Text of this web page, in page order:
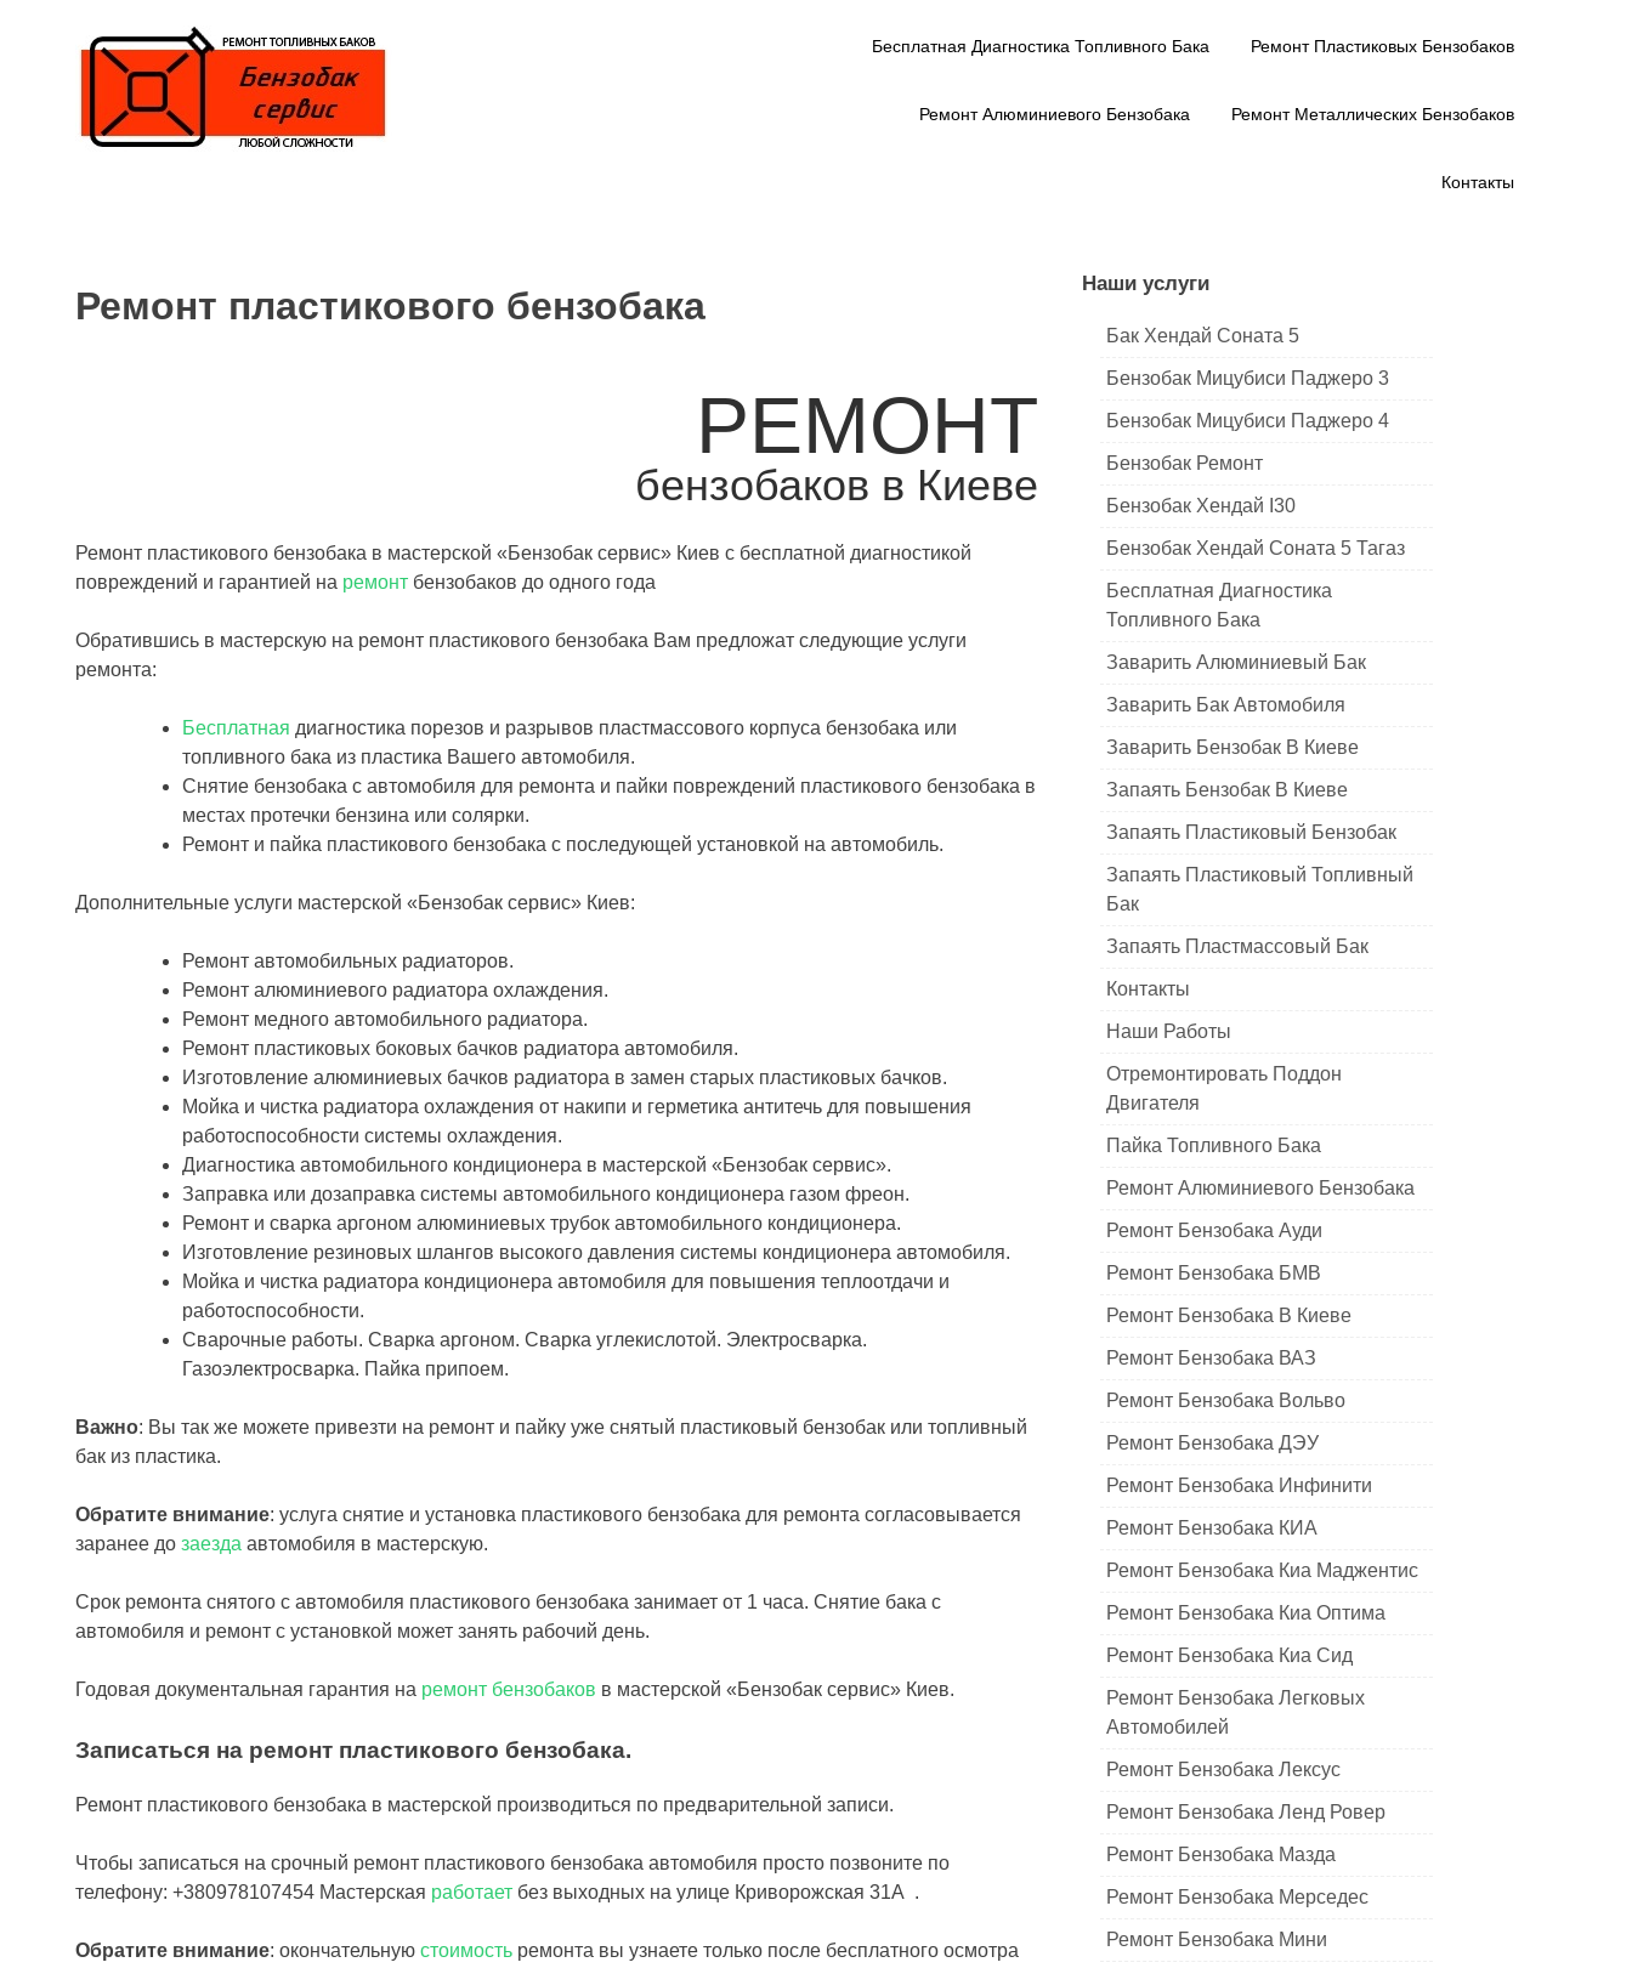
content
Бесплатная Диагностика Топливного Бака Ремонт Пластиковых Бензобаков
Ремонт Алюминиевого Бензобака Ремонт Металлических Бензобаков
Контакты
Ремонт пластикового бензобака
РЕМОНТ
бензобаков в Киеве
Ремонт пластикового бензобака в мастерской «Бензобак сервис» Киев с бесплатной диагностикой
повреждений и гарантией на ремонт бензобаков до одного года
Обратившись в мастерскую на ремонт пластикового бензобака Вам предложат следующие услуги
ремонта:
Бесплатная диагностика порезов и разрывов пластмассового корпуса бензобака или
топливного бака из пластика Вашего автомобиля.
Снятие бензобака с автомобиля для ремонта и пайки повреждений пластикового бензобака в
местах протечки бензина или солярки.
Ремонт и пайка пластикового бензобака с последующей установкой на автомобиль.
Дополнительные услуги мастерской «Бензобак сервис» Киев:
Ремонт автомобильных радиаторов.
Ремонт алюминиевого радиатора охлаждения.
Ремонт медного автомобильного радиатора.
Ремонт пластиковых боковых бачков радиатора автомобиля.
Изготовление алюминиевых бачков радиатора в замен старых пластиковых бачков.
Мойка и чистка радиатора охлаждения от накипи и герметика антитечь для повышения
работоспособности системы охлаждения.
Диагностика автомобильного кондиционера в мастерской «Бензобак сервис».
Заправка или дозаправка системы автомобильного кондиционера газом фреон.
Ремонт и сварка аргоном алюминиевых трубок автомобильного кондиционера.
Изготовление резиновых шлангов высокого давления системы кондиционера автомобиля.
Мойка и чистка радиатора кондиционера автомобиля для повышения теплоотдачи и
работоспособности.
Сварочные работы. Сварка аргоном. Сварка углекислотой. Электросварка.
Газоэлектросварка. Пайка припоем.
Важно: Вы так же можете привезти на ремонт и пайку уже снятый пластиковый бензобак или топливный
бак из пластика.
Обратите внимание: услуга снятие и установка пластикового бензобака для ремонта согласовывается
заранее до заезда автомобиля в мастерскую.
Срок ремонта снятого с автомобиля пластикового бензобака занимает от 1 часа. Снятие бака с
автомобиля и ремонт с установкой может занять рабочий день.
Годовая документальная гарантия на ремонт бензобаков в мастерской «Бензобак сервис» Киев.
Записаться на ремонт пластикового бензобака.
Ремонт пластикового бензобака в мастерской производиться по предварительной записи.
Чтобы записаться на срочный ремонт пластикового бензобака автомобиля просто позвоните по
телефону: +380978107454 Мастерская работает без выходных на улице Криворожская 31А .
Обратите внимание: окончательную стоимость ремонта вы узнаете только после бесплатного осмотра
Наши услуги
Бак Хендай Соната 5
Бензобак Мицубиси Паджеро 3
Бензобак Мицубиси Паджеро 4
Бензобак Ремонт
Бензобак Хендай I30
Бензобак Хендай Соната 5 Тагаз
Бесплатная Диагностика
Топливного Бака
Заварить Алюминиевый Бак
Заварить Бак Автомобиля
Заварить Бензобак В Киеве
Запаять Бензобак В Киеве
Запаять Пластиковый Бензобак
Запаять Пластиковый Топливный
Бак
Запаять Пластмассовый Бак
Контакты
Наши Работы
Отремонтировать Поддон
Двигателя
Пайка Топливного Бака
Ремонт Алюминиевого Бензобака
Ремонт Бензобака Ауди
Ремонт Бензобака БМВ
Ремонт Бензобака В Киеве
Ремонт Бензобака ВАЗ
Ремонт Бензобака Вольво
Ремонт Бензобака ДЭУ
Ремонт Бензобака Инфинити
Ремонт Бензобака КИА
Ремонт Бензобака Киа Маджентис
Ремонт Бензобака Киа Оптима
Ремонт Бензобака Киа Сид
Ремонт Бензобака Легковых
Автомобилей
Ремонт Бензобака Лексус
Ремонт Бензобака Ленд Ровер
Ремонт Бензобака Мазда
Ремонт Бензобака Мерседес
Ремонт Бензобака Мини